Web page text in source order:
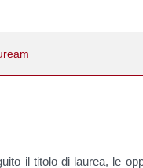
il titolo di laurea, le